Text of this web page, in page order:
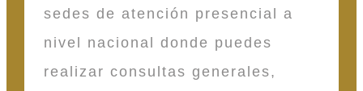
sedes de atención presencial a
nivel nacional donde puedes
realizar consultas generales,